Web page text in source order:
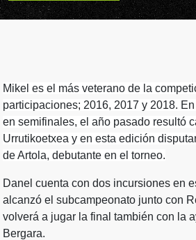
Mikel es el más veterano de la
participaciones; 2016, 2017 y 2018.
en semifinales, el año pasado resultó
Urrutikoetxea y en esta edición
de Artola, debutante en el torneo.
Danel cuenta con dos incursiones en
alcanzó el subcampeonato junto con
volverá a jugar la final también con la
Bergara.